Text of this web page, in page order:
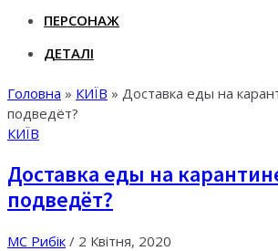
ПЕРСОНАЖ
ДЕТАЛІ
Головна » КИЇВ » Доставка еды на
подведёт?
КИЇВ
Доставка еды на
подведёт?
МС Рибік / 2 Квітня, 2020